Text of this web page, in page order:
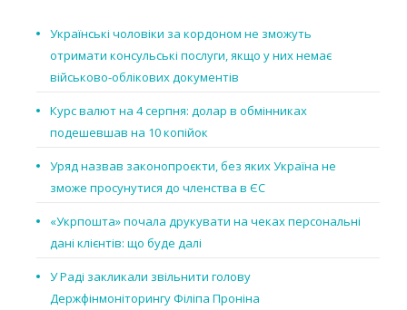
Українські чоловіки за кордоном не зможуть
отримати консульські послуги, якщо у них немає
військово-облікових документів
Курс валют на 4 серпня: долар в обмінниках
подешевшав на 10 копійок
Уряд назвав законопроєкти, без яких Україна не
зможе просунутися до членства в ЄС
«Укрпошта» почала друкувати на чеках персональні
дані клієнтів: що буде далі
У Раді закликали звільнити голову
Держфінмоніторингу Філіпа Проніна